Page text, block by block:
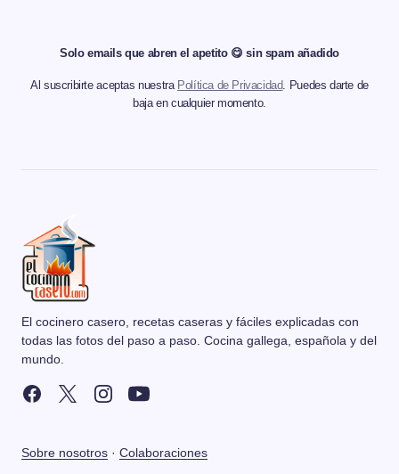
Solo emails que abren el apetito 😋 sin spam añadido
Al suscribirte aceptas nuestra Política de Privacidad. Puedes darte de
baja en cualquier momento.
El cocinero casero, recetas caseras y fáciles explicadas con
todas las fotos del paso a paso. Cocina gallega, española y del
mundo.
Sobre nosotros · Colaboraciones